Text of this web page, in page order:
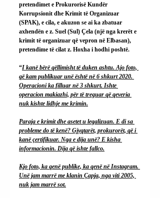
pretendimet e Prokurorisë Kundër
Korrupsionit dhe Krimit të Organizuar
(SPAK), e cila, e akuzon se ai ka zbatuar
axhendën e z. Suel (Sul) Çela (një nga krerët e
krimit të organizuar që vepron në Elbasan),
pretendime të cilat z. Hoxha i hodhi poshtë.
“I kanë bërë qëllimisht të duken ashtu. Ajo foto,
që kam publikuar unë është në 6 shkurt 2020.
Operacioni ka filluar në 3 shkurt. Ishte
operacion makiazhi, për të treguar që qeveria
nuk kishte lidhje me krimin.
Paraja e krimit dhe asetet u legalizuan. E di sa
probleme do të kenë? Gjyqtarët, prokurorët, që i
kanë çertifikuar. Nga e dija unë? E kisha
informacionin. Dija që ishte fallco.
Kjo foto, ka qenë publike, ka qenë në Instagram.
Unë jam marrë me klanin Çapja, nga viti 2005,
nuk jam marrë sot.